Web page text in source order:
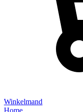
Winkelmand
Home